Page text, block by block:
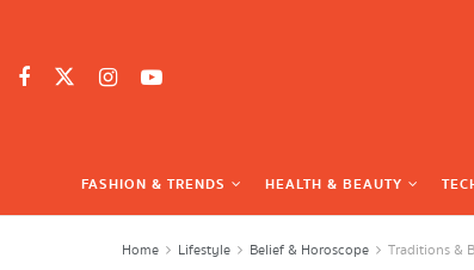
FASHION & TRENDS HEALTH & BEAUTY
Home Lifestyle Belief & Horoscope Traditions &